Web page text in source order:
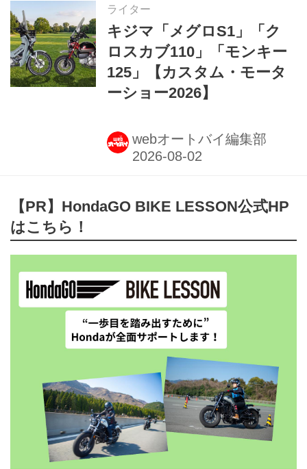
ライター
キジマ「メグロS1」「ク
ロスカブ110」「モンキー
125」【カスタム・モータ
ーショー2026】
webオートバイ編集部
【PR】HondaGO BIKE LESSON公式HP
はこちら！